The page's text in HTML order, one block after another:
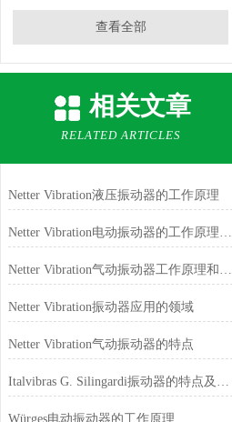
查看全部
相关文章
RELATED ARTICLES
Netter Vibration液压振动器的工作原理
Netter Vibration电动振动器的工作原理和特点
Netter Vibration气动振动器工作原理和特点
Netter Vibration振动器应用的领域
Netter Vibration气动振动器的特点
Italvibras G. Silingardi振动器的特点及用途
Würges电动振动器的工作原理